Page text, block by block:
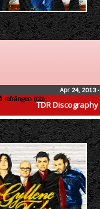
TDR Discography
refrängen (CD)
Apr 24, 2013•